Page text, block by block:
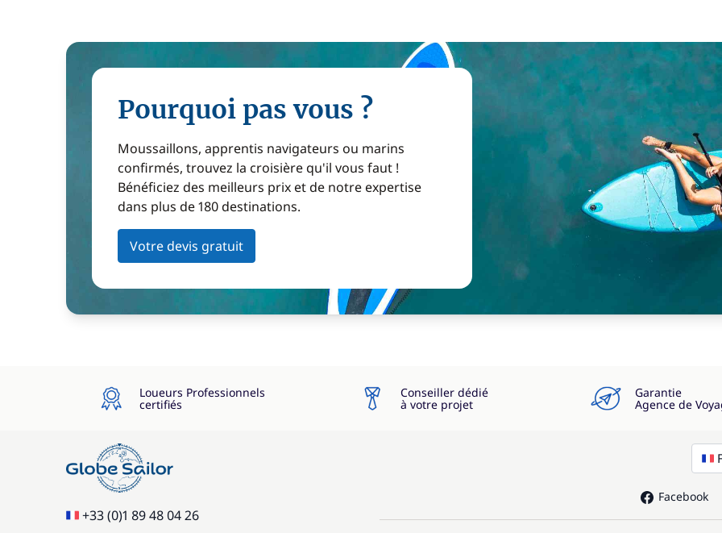
Pourquoi pas vous ?
Moussaillons, apprentis navigateurs ou marins
confirmés, trouvez la croisière qu'il vous faut !
Bénéficiez des meilleurs prix et de notre expertise
dans plus de 180 destinations.
Votre devis gratuit
Loueurs Professionnels
certifiés
Conseiller dédié
à votre projet
Garantie
Agence de
+33 (0)1 89 48 04 26
Facebook